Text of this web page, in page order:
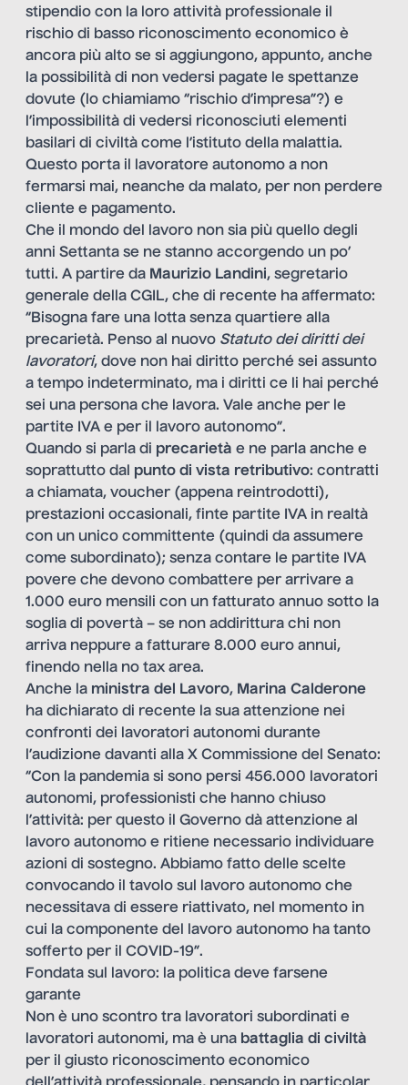
stipendio con la loro attività professionale il
rischio di basso riconoscimento economico è
ancora più alto se si aggiungono, appunto, anche
la possibilità di non vedersi pagate le spettanze
dovute (lo chiamiamo “rischio d’impresa”?) e
l’impossibilità di vedersi riconosciuti elementi
basilari di civiltà come l’istituto della malattia.
Questo porta il lavoratore autonomo a non
fermarsi mai, neanche da malato, per non perdere
cliente e pagamento.
Che il mondo del lavoro non sia più quello degli
anni Settanta se ne stanno accorgendo un po’
tutti. A partire da Maurizio Landini, segretario
generale della CGIL, che di recente ha affermato:
“Bisogna fare una lotta senza quartiere alla
precarietà. Penso al nuovo Statuto dei diritti dei
lavoratori, dove non hai diritto perché sei assunto
a tempo indeterminato, ma i diritti ce li hai perché
sei una persona che lavora. Vale anche per le
partite IVA e per il lavoro autonomo”.
Quando si parla di precarietà e ne parla anche e
soprattutto dal punto di vista retributivo: contratti
a chiamata, voucher (appena reintrodotti),
prestazioni occasionali, finte partite IVA in realtà
con un unico committente (quindi da assumere
come subordinato); senza contare le partite IVA
povere che devono combattere per arrivare a
1.000 euro mensili con un fatturato annuo sotto la
soglia di povertà – se non addirittura chi non
arriva neppure a fatturare 8.000 euro annui,
finendo nella no tax area.
Anche la ministra del Lavoro, Marina Calderone
ha dichiarato di recente la sua attenzione nei
confronti dei lavoratori autonomi durante
l’audizione davanti alla X Commissione del Senato:
“Con la pandemia si sono persi 456.000 lavoratori
autonomi, professionisti che hanno chiuso
l’attività: per questo il Governo dà attenzione al
lavoro autonomo e ritiene necessario individuare
azioni di sostegno. Abbiamo fatto delle scelte
convocando il tavolo sul lavoro autonomo che
necessitava di essere riattivato, nel momento in
cui la componente del lavoro autonomo ha tanto
sofferto per il COVID-19”.
Fondata sul lavoro: la politica deve farsene
garante
Non è uno scontro tra lavoratori subordinati e
lavoratori autonomi, ma è una battaglia di civiltà
per il giusto riconoscimento economico